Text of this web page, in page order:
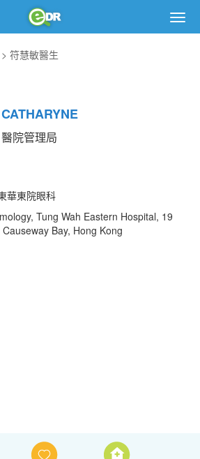
符慧敏醫生
院管理局
華東院眼科
Tung Wah Eastern Hospital, 19
Bay, Hong Kong